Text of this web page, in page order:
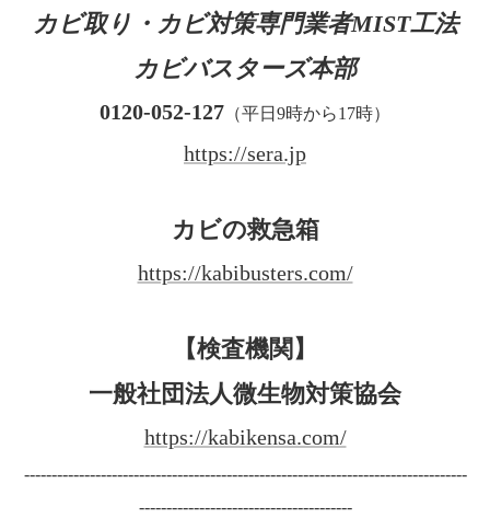
カビ取り・カビ対策専門業者MIST工法
カビバスターズ本部
0120-052-127 （平日9時から17時）
https://sera.jp
カビの救急箱
https://kabibusters.com/
【検査機関】
一般社団法人微生物対策協会
https://kabikensa.com/
---------------------------------------------------------------------------------
---------------------------------------